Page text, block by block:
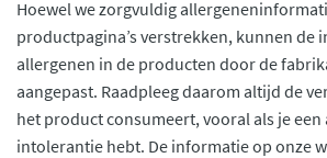
Hoewel we zorgvuldig
productpagina’s verstrekken, kunnen de
allergenen in de producten door de
aangepast. Raadpleeg daarom altijd de
het product consumeert, vooral als je
intolerantie hebt. De informatie op onze